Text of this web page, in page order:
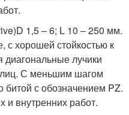
1,5 – 6; L 10 – 250 мм.
с хорошей стойкостью к
диагональные лучики
С меньшим шагом
битой с обозначением PZ.
внутренних работ.